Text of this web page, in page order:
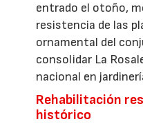
entrado el otoño,
resistencia de las
ornamental del
consolidar La
nacional en
Rehabilitación
histórico